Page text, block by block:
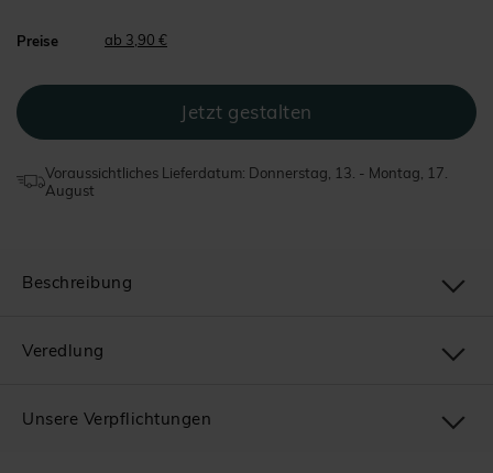
Preise ab 3,90 €
Voraussichtliches Lieferdatum: Donnerstag, 13. - Montag, 17.
August
Beschreibung
Veredlung
Unsere Verpflichtungen